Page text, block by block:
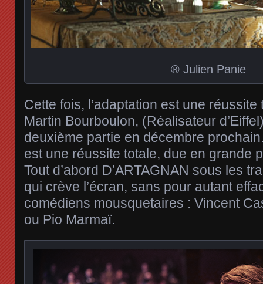
® Julien Panie
Cette fois, l’adaptation est une
Martin Bourboulon, (Réalisateur
deuxième partie en décembre
est une réussite totale, due en grande
Tout d’abord D’ARTAGNAN sous les
qui crève l’écran, sans pour autant
comédiens mousquetaires : Vincent
ou Pio Marmaï.